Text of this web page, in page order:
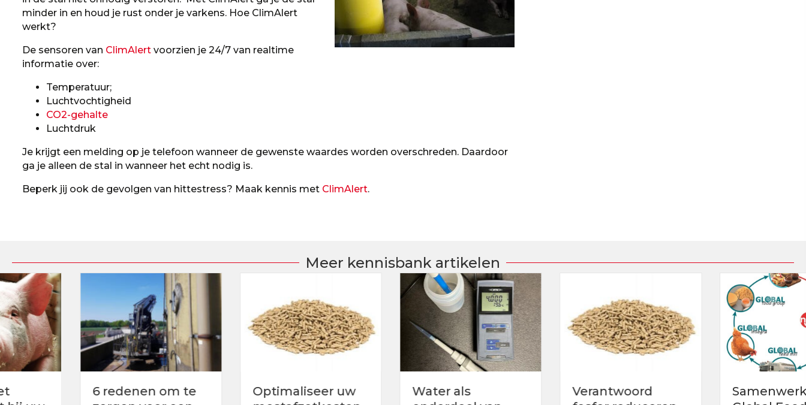
minder in en houd je rust onder je varkens. Hoe ClimAlert
werkt?
De sensoren van ClimAlert voorzien je 24/7 van realtime
informatie over:
Temperatuur;
Luchtvochtigheid
CO2-gehalte
Luchtdruk
Je krijgt een melding op je telefoon wanneer de gewenste waardes worden overschreden. Daardoor
ga je alleen de stal in wanneer het echt nodig is.
Beperk jij ook de gevolgen van hittestress? Maak kennis met ClimAlert.
Meer kennisbank artikelen
6 redenen om te
Optimaliseer uw
Water als
Verantwoord
Samenwerking